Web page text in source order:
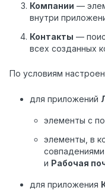
Компании —
внутри
Контакты —
всех созданных
По условиям
для приложений
элементы с
элементы, в
и Рабочая
для приложения